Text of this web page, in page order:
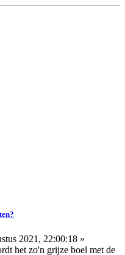
2021, 22:00:18 »
het zo'n grijze boel met de